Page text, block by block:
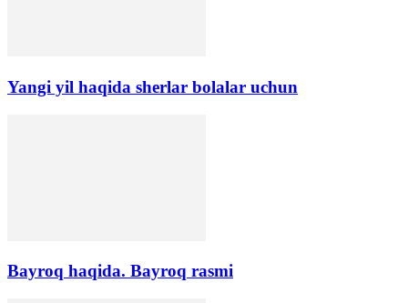
Yangi yil haqida sherlar bolalar uchun
Bayroq haqida. Bayroq rasmi